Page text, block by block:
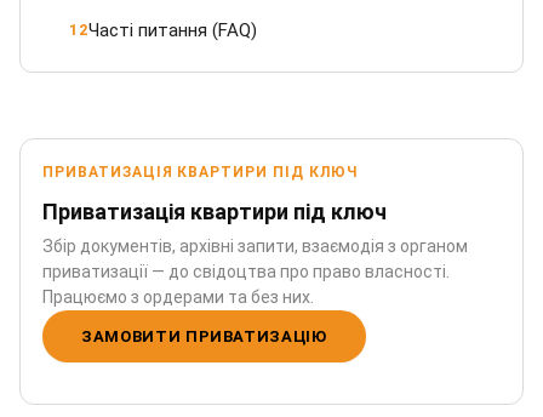
ПРИВАТИЗАЦІЯ КВАРТИРИ ПІД КЛЮЧ
Приватизація квартири під ключ
Збір документів, архівні запити, взаємодія з органом
приватизації — до свідоцтва про право власності.
Працюємо з ордерами та без них.
ЗАМОВИТИ ПРИВАТИЗАЦІЮ
12Часті питання (FAQ)